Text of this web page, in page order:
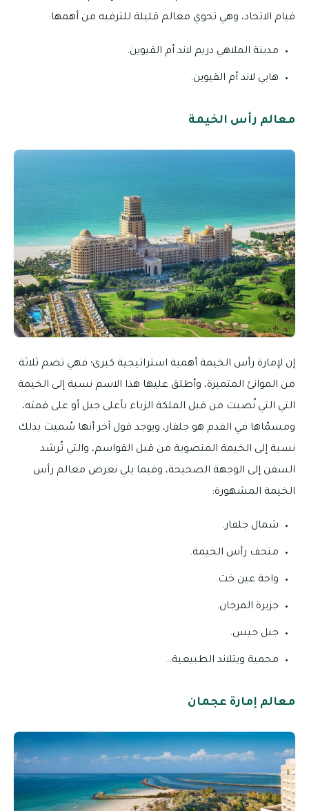
قيام الاتحاد، وهي تحوي معالم قليلة للترفيه من أهمها:
مدينة الملاهي دريم لاند أم القيوين.
هابي لاند أم القيوين.
معالم رأس الخيمة
إن لإمارة رأس الخيمة أهمية استراتيجية كبرى؛ فهي تضم ثلاثة
من الموانئ المتميزة، وأطلق عليها هذا الاسم نسبة إلى الخيمة
التي التي نُصبت من قبل الملكة الزباء بأعلى جبل أو على قمته،
ومسمّاها في القدم هو جلفار، ويوجد قول آخر أنها سُميت بذلك
نسبة إلى الخيمة المنصوبة من قبل القواسم، والتي تُرشد
السفن إلى الوجهة الصحيحة، وفيما يلي نعرض معالم رأس
الخيمة المشهورة:
شمال جلفار.
متحف رأس الخيمة.
واحة عين خت.
جزيرة المرجان.
جبل جيس.
محمية ويتلاند الطبيعية..
معالم إمارة عجمان